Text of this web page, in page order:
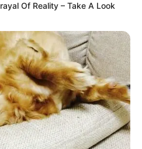
Of Reality – Take A Look